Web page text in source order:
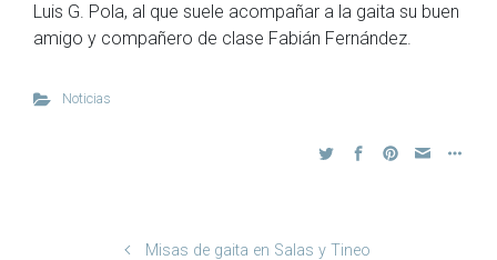
Luis G. Pola, al que suele acompañar a la gaita su buen
amigo y compañero de clase Fabián Fernández.
Noticias
Misas de gaita en Salas y Tineo